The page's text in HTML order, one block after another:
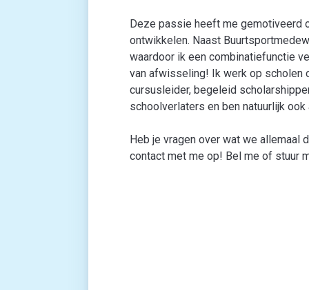
Deze passie heeft me gemotiveerd
ontwikkelen. Naast
waardoor ik een combinatiefunctie
van afwisseling! Ik werk op scholen
cursusleider, begeleid
schoolverlaters en ben natuurlijk
Heb je vragen over wat we allemaal
contact met me op! Bel me of stuur